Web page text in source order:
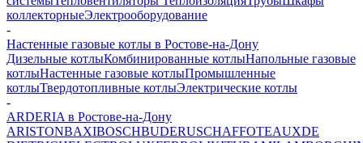
коллекторныеЭлектрооборудование
-
Настенные газовые котлы в Ростове-на-Дону
Дизельные котлыКомбинированные котлыНапольные газовые
котлыНастенные газовые котлыПромышленные
котлыТвердотопливные котлыЭлектрические котлы
-
ARDERIA в Ростове-на-Дону
ARISTONBAXIBOSCHBUDERUSCHAFFOTEAUXDE